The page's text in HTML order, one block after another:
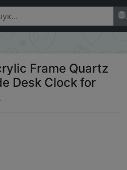
Wake Up Student Clock
Frame Quartz
Desk Clock for